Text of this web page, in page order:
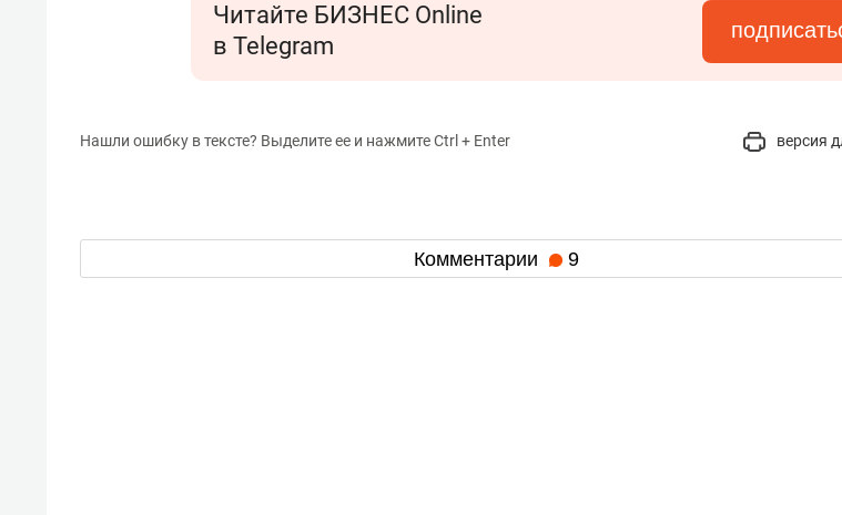
Читайте БИЗНЕС Online
в Telegram
Нашли ошибку в тексте? Выделите ее и нажмите Ctrl + Enter версия
Комментарии 9